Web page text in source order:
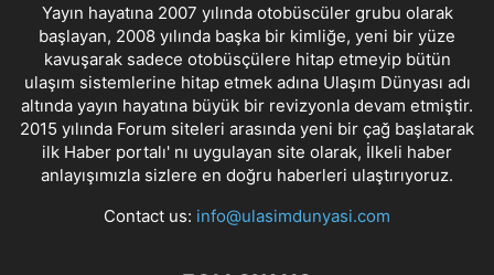
Yayın hayatına 2007 yılında otobüscüler grubu olarak
başlayan, 2008 yılında başka bir kimliğe, yeni bir yüze
kavuşarak sadece otobüsçülere hitap etmeyip bütün
ulaşım sistemlerine hitap etmek adına Ulaşım Dünyası adı
altında yayın hayatına büyük bir revizyonla devam etmiştir.
2015 yılında Forum siteleri arasında yeni bir çağ başlatarak
ilk Haber portalı' nı uygulayan site olarak, İlkeli haber
anlayışımızla sizlere en doğru haberleri ulaştırıyoruz.
Contact us: info@ulasimdunyasi.com